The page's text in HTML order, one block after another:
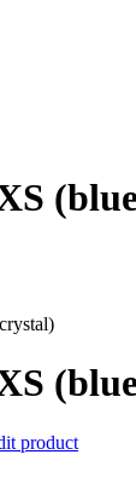
product